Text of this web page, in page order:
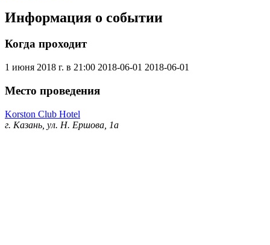
Информация о событии
Когда проходит
1 июня 2018 г. в 21:00 2018-06-01 2018-06-01
Место проведения
Korston Club Hotel
г. Казань, ул. Н. Ершова, 1а